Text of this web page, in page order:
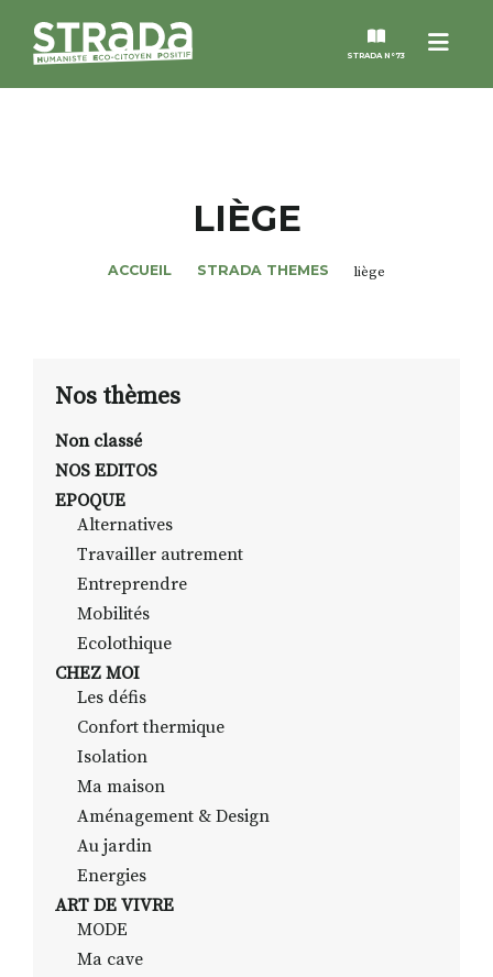
Menu
STRADA N°73
NOS THÈMES
ALTER STRADA
ROSÉE DE MAI
RECHERCHER
LIÈGE
ACCUEIL STRADA THEMES liège
Nos thèmes
Non classé
NOS EDITOS
EPOQUE
Alternatives
Travailler autrement
Entreprendre
Mobilités
Ecolothique
CHEZ MOI
Les défis
Confort thermique
Isolation
Ma maison
Aménagement & Design
Au jardin
Energies
ART DE VIVRE
MODE
Ma cave